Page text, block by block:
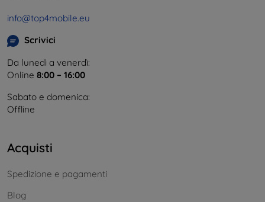
info@top4mobile.eu
Scrivici
Da lunedì a venerdì:
Online 8:00 – 16:00
Sabato e domenica:
Offline
Acquisti
Spedizione e pagamenti
Blog